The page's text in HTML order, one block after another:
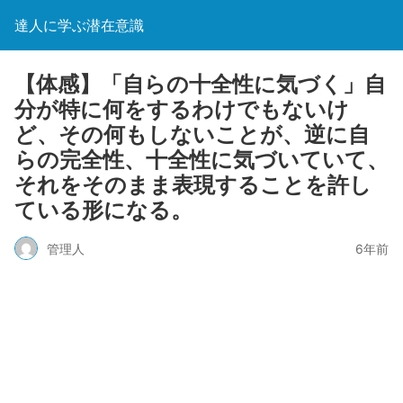
達人に学ぶ潜在意識
【体感】「自らの十全性に気づく」自
分が特に何をするわけでもないけ
ど、その何もしないことが、逆に自
らの完全性、十全性に気づいていて、
それをそのまま表現することを許し
ている形になる。
管理人 6年前